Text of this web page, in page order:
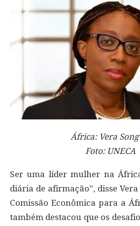
África: Vera
Foto: UNECA
Ser uma líder mulher na
diária de afirmação”, disse
Comissão Econômica para a
também destacou que os